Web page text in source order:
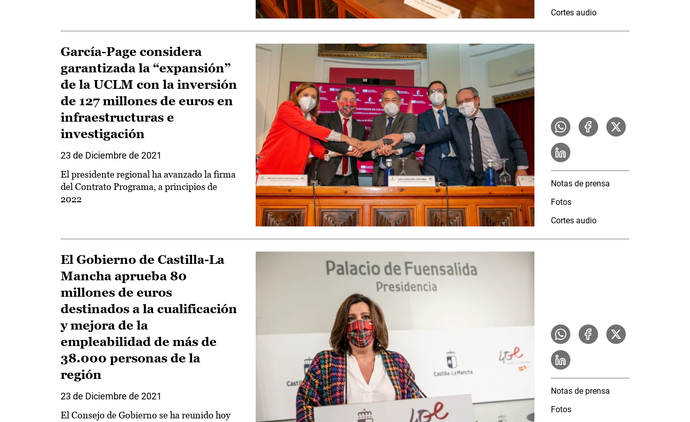
Cortes audio
García-Page considera
garantizada la “expansión”
de la UCLM con la inversión
de 127 millones de euros en
infraestructuras e
investigación
23 de Diciembre de 2021
El presidente regional ha avanzado la firma
del Contrato Programa, a principios de
2022
Notas de prensa
Fotos
Cortes audio
El Gobierno de Castilla-La
Mancha aprueba 80
millones de euros
destinados a la cualificación
y mejora de la
empleabilidad de más de
38.000 personas de la
región
23 de Diciembre de 2021
El Consejo de Gobierno se ha reunido hoy
Notas de prensa
Fotos